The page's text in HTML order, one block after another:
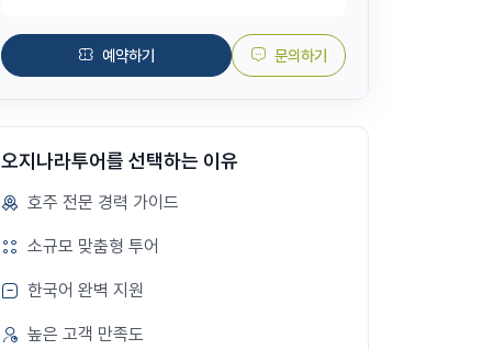
예약하기 문의하기
오지나라투어를 선택하는 이유
호주 전문 경력 가이드
소규모 맞춤형 투어
한국어 완벽 지원
높은 고객 만족도